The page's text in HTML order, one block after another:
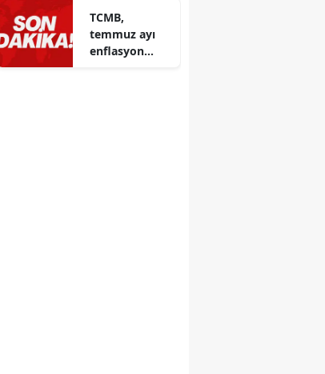
yükseltti
TCMB,
temmuz ayı
enflasyon